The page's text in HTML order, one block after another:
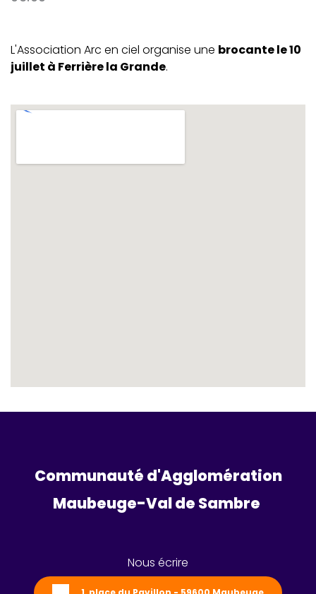
L'Association Arc en ciel organise une brocante le 10
juillet à Ferrière la Grande.
Communauté d'Agglomération
Maubeuge-Val de Sambre
Nous écrire